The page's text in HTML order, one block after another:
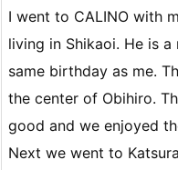
I went to CALINO with
living in Shikaoi. He is
same birthday as me.
the center of Obihiro.
good and we enjoyed
Next we went to